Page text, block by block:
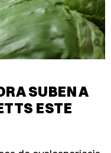
SUBEN A
ESTE